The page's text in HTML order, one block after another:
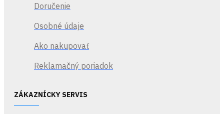
Doručenie
Osobné údaje
Ako nakupovať
Reklamačný poriadok
ZÁKAZNÍCKY SERVIS